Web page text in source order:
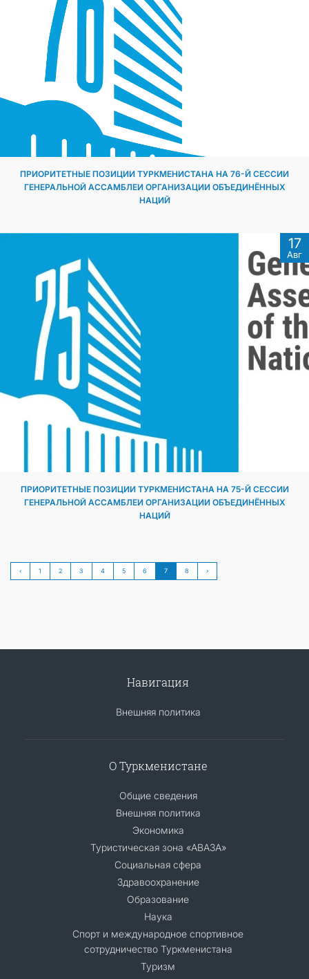
ПРИОРИТЕТНЫЕ ПОЗИЦИИ ТУРКМЕНИСТАНА НА 76-Й СЕССИИ
ГЕНЕРАЛЬНОЙ АССАМБЛЕИ ОРГАНИЗАЦИИ ОБЪЕДИНЁННЫХ
НАЦИЙ
17
Авг
ПРИОРИТЕТНЫЕ ПОЗИЦИИ ТУРКМЕНИСТАНА НА 75-Й СЕССИИ
ГЕНЕРАЛЬНОЙ АССАМБЛЕИ ОРГАНИЗАЦИИ ОБЪЕДИНЁННЫХ
НАЦИЙ
‹ 1 2 3 4 5 6 7 8 ›
Навигация
Внешняя политика
О Туркменистане
Общие сведения
Внешняя политика
Экономика
Туристическая зона «АВАЗА»
Социальная сфера
Здравоохранение
Образование
Наука
Спорт и международное спортивное
сотрудничество Туркменистана
Туризм